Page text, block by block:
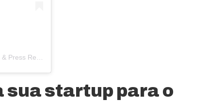
Um post compartilhado por Queissada Communication- Marketing & Press Relation (PR) (@queissada)
sua startup para o